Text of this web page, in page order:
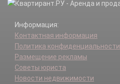
Информация:
Контактная информация
Политика конфиденциальности
Размещение рекламы
Советы юриста
Новости недвижимости